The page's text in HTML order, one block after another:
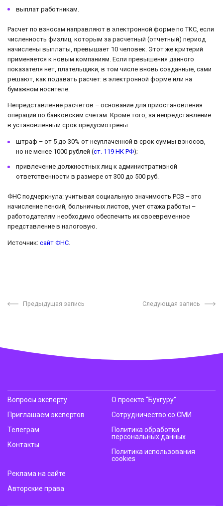
выплат работникам.
Расчет по взносам направляют в электронной форме по ТКС, если
численность физлиц, которым за расчетный (отчетный) период
начислены выплаты, превышает 10 человек. Этот же критерий
применяется к новым компаниям. Если превышения данного
показателя нет, плательщики, в том числе вновь созданные, сами
решают, как подавать расчет: в электронной форме или на
бумажном носителе.
Непредставление расчетов – основание для приостановления
операций по банковским счетам. Кроме того, за непредставление
в установленный срок предусмотрены:
штраф – от 5 до 30% от неуплаченной в срок суммы взносов,
но не менее 1000 рублей (ст. 119 НК РФ);
привлечение должностных лиц к административной
ответственности в размере от 300 до 500 руб.
ФНС подчеркнула: учитывая социальную значимость РСВ – это
начисление пенсий, больничных листов, учет стажа работы –
работодателям необходимо обеспечить их своевременное
представление в налоговую.
Источник: сайт ФНС.
Предыдущая запись Следующая запись
Вопросы эксперту
Приглашаем экспертов
Телеграм
Контакты
О проекте “Бухгуру”
Сотрудничество со СМИ
Политика обработки
персональных данных
Политика использования
cookies
Реклама на сайте
Авторские права